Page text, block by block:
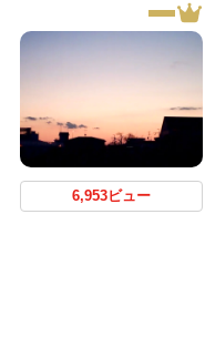
6,953ビュー